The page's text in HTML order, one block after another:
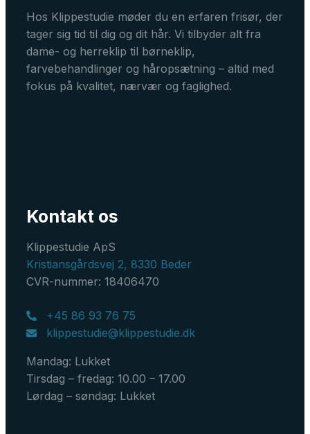
Hos Klippestudie møder du en erfaren frisør, der
tager sig tid til dig og dit hår. Vi tilbyder alt fra
dame- og herreklip til børneklip,
farvebehandlinger og håropsætning – altid med
fokus på kvalitet, nærvær og faglighed.
Kontakt os
Klippestudie ApS
Kristiansgårdsvej 2, 8330 Beder
CVR-nummer: 18406470
+45 86 93 76 75
klippestudie@klippestudie.dk
Mandag: Lukket
Tirsdag – fredag: 10.00 – 17.00
Lørdag – søndag: Lukket